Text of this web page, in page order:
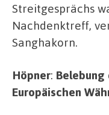
Streitgesprächs
Nachdenktreff,
Sanghakorn.
Höpner:
Europäischen